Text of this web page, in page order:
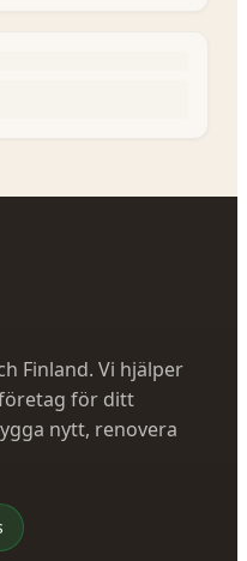
Finland. Vi hjälper
för ditt
nytt, renovera